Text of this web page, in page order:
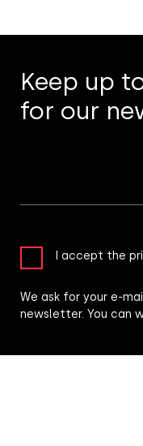
Keep up
for our
I accept the
We ask for your e-
newsletter. You can